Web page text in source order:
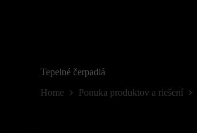
Tepelné čerpadlá
Home Ponuka produktov a riešení